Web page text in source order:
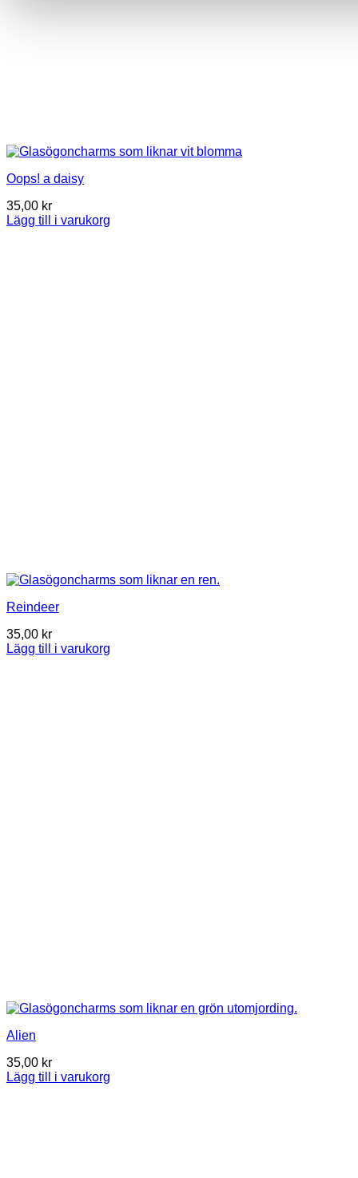
Oops! a daisy
35,00 kr
Lägg till i varukorg
Reindeer
35,00 kr
Lägg till i varukorg
Alien
35,00 kr
Lägg till i varukorg